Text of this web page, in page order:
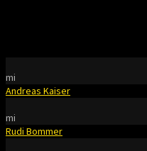
mi
Andreas Kaiser
mi
Rudi Bommer